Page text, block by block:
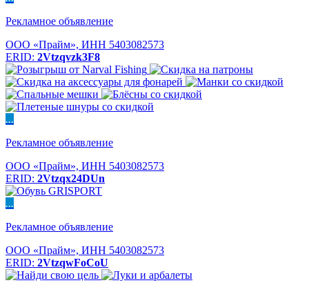
Рекламное объявление
ООО «Прайм», ИНН 5403082573
ERID: 2Vtzqvzk3F8
...
Рекламное объявление
ООО «Прайм», ИНН 5403082573
ERID: 2Vtzqx24DUn
...
Рекламное объявление
ООО «Прайм», ИНН 5403082573
ERID: 2VtzqwFoCoU